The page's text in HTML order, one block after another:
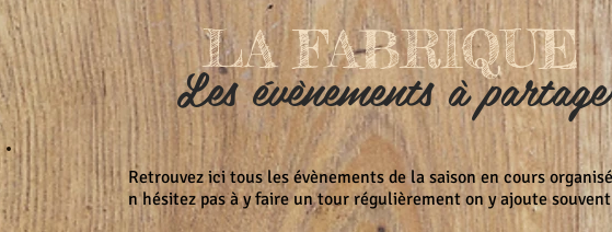
Les évènements à
LA FABRIQUE
Retrouvez ici tous les évènements de la saison en cours
n hésitez pas à y faire un tour régulièrement on y ajoute